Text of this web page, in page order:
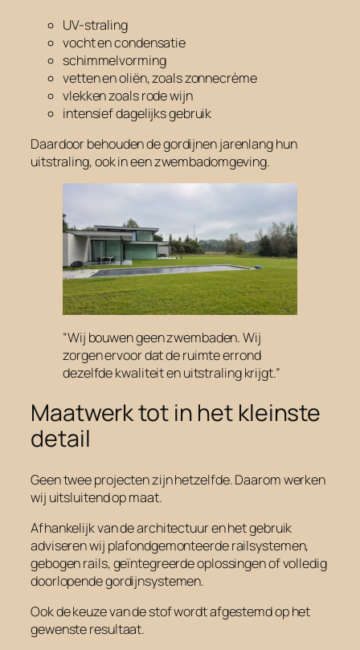
UV-straling
vocht en condensatie
schimmelvorming
vetten en oliën, zoals zonnecrème
vlekken zoals rode wijn
intensief dagelijks gebruik
Daardoor behouden de gordijnen jarenlang hun
uitstraling, ook in een zwembadomgeving.
“Wij bouwen geen zwembaden. Wij
zorgen ervoor dat de ruimte errond
dezelfde kwaliteit en uitstraling krijgt.”
Maatwerk tot in het kleinste
detail
Geen twee projecten zijn hetzelfde. Daarom werken
wij uitsluitend op maat.
Afhankelijk van de architectuur en het gebruik
adviseren wij plafondgemonteerde railsystemen,
gebogen rails, geïntegreerde oplossingen of volledig
doorlopende gordijnsystemen.
Ook de keuze van de stof wordt afgestemd op het
gewenste resultaat.